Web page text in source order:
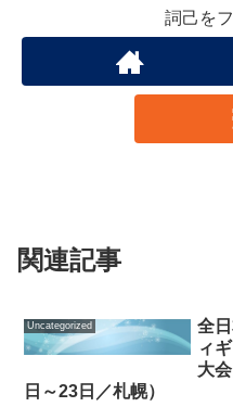
詞己を
関連記事
Uncategorized
全
ィ
大
日～23日／札幌）